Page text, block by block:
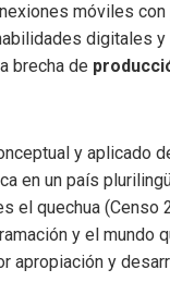
móviles con
digitales y
brecha de
y aplicado
en un país
el quechua (Censo
y el mundo
apropiación y